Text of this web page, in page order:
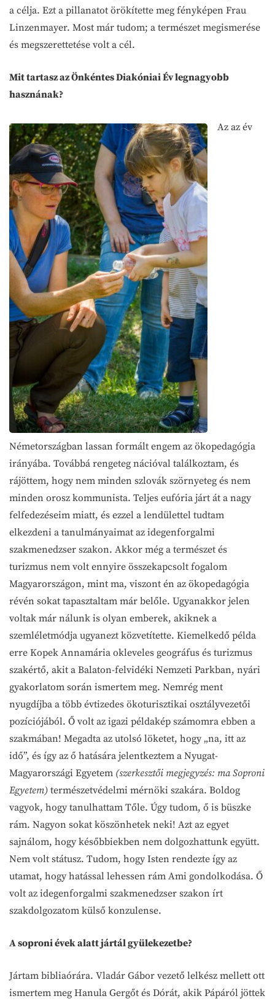
a célja. Ezt a pillanatot örökítette meg fényképen Frau
Linzenmayer. Most már tudom; a természet megismerése
és megszerettetése volt a cél.
Mit tartasz az Önkéntes Diakóniai Év legnagyobb
hasznának?
Az az év
Németországban lassan formált engem az ökopedagógia
irányába. Továbbá rengeteg nációval találkoztam, és
rájöttem, hogy nem minden szlovák szörnyeteg és nem
minden orosz kommunista. Teljes eufória járt át a nagy
felfedezéseim miatt, és ezzel a lendülettel tudtam
elkezdeni a tanulmányaimat az idegenforgalmi
szakmenedzser szakon. Akkor még a természet és
turizmus nem volt ennyire összekapcsolt fogalom
Magyarországon, mint ma, viszont én az ökopedagógia
révén sokat tapasztaltam már belőle. Ugyanakkor jelen
voltak már nálunk is olyan emberek, akiknek a
szemléletmódja ugyanezt közvetítette. Kiemelkedő példa
erre Kopek Annamária okleveles geográfus és turizmus
szakértő, akit a Balaton-felvidéki Nemzeti Parkban, nyári
gyakorlatom során ismertem meg. Nemrég ment
nyugdíjba a több évtizedes ökoturisztikai osztályvezetői
pozíciójából. Ő volt az igazi példakép számomra ebben a
szakmában! Megadta az utolsó löketet, hogy „na, itt az
idő”, és így az ő hatására jelentkeztem a Nyugat-
Magyarországi Egyetem (szerkesztői megjegyzés: ma Soproni
Egyetem) természetvédelmi mérnöki szakára. Boldog
vagyok, hogy tanulhattam Tőle. Úgy tudom, ő is büszke
rám. Nagyon sokat köszönhetek neki! Azt az egyet
sajnálom, hogy későbbiekben nem dolgozhattunk együtt.
Nem volt státusz. Tudom, hogy Isten rendezte így az
utamat, hogy hatással lehessen rám Ami gondolkodása. Ő
volt az idegenforgalmi szakmenedzser szakon írt
szakdolgozatom külső konzulense.
A soproni évek alatt jártál gyülekezetbe?
Jártam bibliaórára. Vladár Gábor vezető lelkész mellett ott
ismertem meg Hanula Gergőt és Dórát, akik Pápáról jöttek